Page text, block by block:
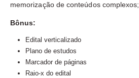
memorização de conteúdos complexos;
Bônus:
Edital verticalizado
Plano de estudos
Marcador de páginas
Raio-x do edital